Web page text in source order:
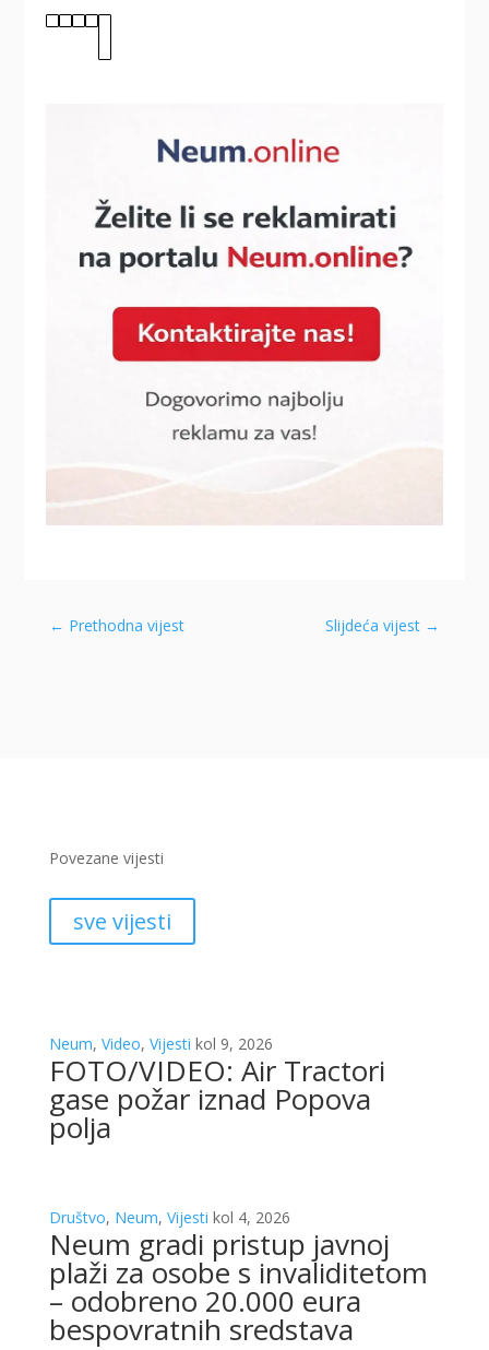
← Prethodna vijest Slijdeća vijest →
Povezane vijesti
sve vijesti
Neum, Video, Vijesti kol 9, 2026
FOTO/VIDEO: Air Tractori
gase požar iznad Popova
polja
Društvo, Neum, Vijesti kol 4, 2026
Neum gradi pristup javnoj
plaži za osobe s invaliditetom
– odobreno 20.000 eura
bespovratnih sredstava